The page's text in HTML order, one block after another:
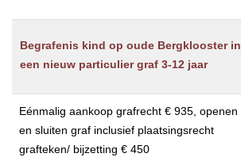
Begrafenis kind op oude Bergklooster in
een nieuw particulier graf 3-12 jaar
Eénmalig aankoop grafrecht € 935, openen
en sluiten graf inclusief plaatsingsrecht
grafteken/ bijzetting € 450